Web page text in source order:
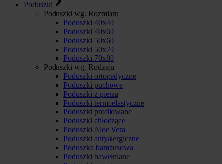
Poduszki
Poduszki wg. Rozmiaru
Poduszki 40x40
Poduszki 40x60
Poduszki 50x60
Poduszki 50x70
Poduszki 70x80
Poduszki wg. Rodzaju
Poduszki ortopedyczne
Poduszki puchowe
Poduszki z pierza
Poduszki termoelastyczne
Poduszki profilowane
Poduszki chłodzące
Poduszki Aloe Vera
Poduszki antyalergiczne
Poduszka bambusowa
Poduszki bawełniane